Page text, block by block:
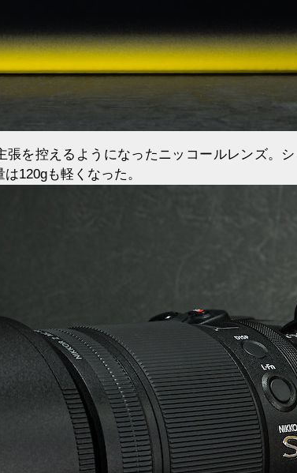
張を控えるようになったニッコールレンズ。
120gも軽くなった。